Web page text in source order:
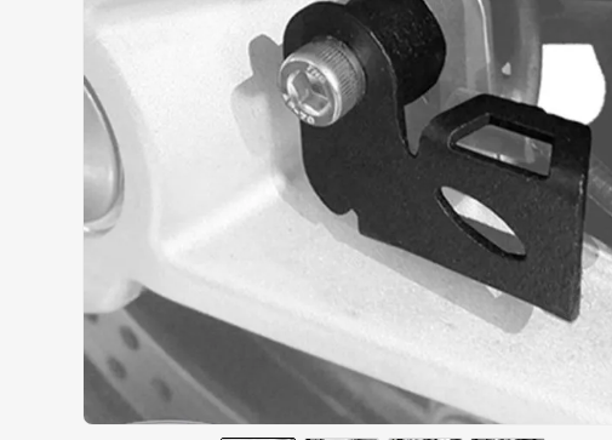
AIROH
10º BOTAS